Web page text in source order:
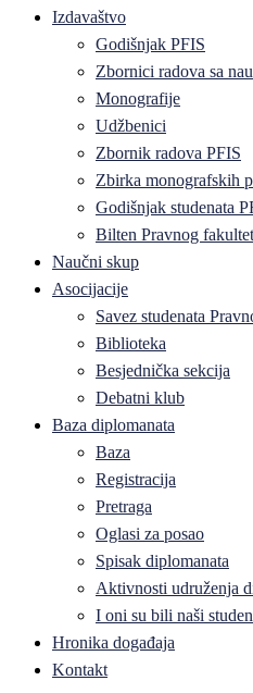
Izdavaštvo
Godišnjak PFIS
Zbornici radova sa
Monografije
Udžbenici
Zbornik radova PFIS
Zbirka monografskih
Godišnjak studenata
Bilten Pravnog
Naučni skup
Asocijacije
Savez studenata
Biblioteka
Besjednička sekcija
Debatni klub
Baza diplomanata
Baza
Registracija
Pretraga
Oglasi za posao
Spisak diplomanata
Aktivnosti udruženja
I oni su bili naši
Hronika događaja
Kontakt